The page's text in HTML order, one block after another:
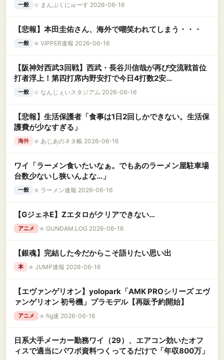
一般 ☆ まんぷくにゅーす 2026-06-16
【悲報】本田圭佑さん、海外で嘲笑われてしまう・・・
一般 ★ VIPPER速報 2026-06-16
【阪神対西武3回戦】西武・長谷川信哉が再び交流戦首位
打者浮上！第四打席内野安打で今日4打数2安
打！！！！！！
一般 ☆ なんじぇいスタジアム 2026-06-16
【悲報】生活保護者「食事は1日2回しかできない。生活保
護費が少なすぎる」
海外 ★ あじあのネタ帳 2026-06-16
ワイ「ラーメン食いたいなぁ。でもあのラーメン屋駐車場
台数少ないし狭いんよな…」
一般 ★ ラーメン速報 2026-06-16
【GジェネE】Zエタロがクリアできない…
アニメ ★ GUNDAM.LOG 2026-06-16
【銀魂】完結した今だからこそ語りたい思い出
本 ★ JUMP速報 2026-06-16
【エヴァンゲリオン】yolopark「AMK PROシリーズ エヴ
ァンゲリオン 初号機」プラモデル【再販予約開始】
アニメ ★ fig速 2026-06-16
日系大手メーカー勤務ワイ（29）、エアコン効いたオフ
ィスで適当にパワポ資料つくってるだけで「年収800万」